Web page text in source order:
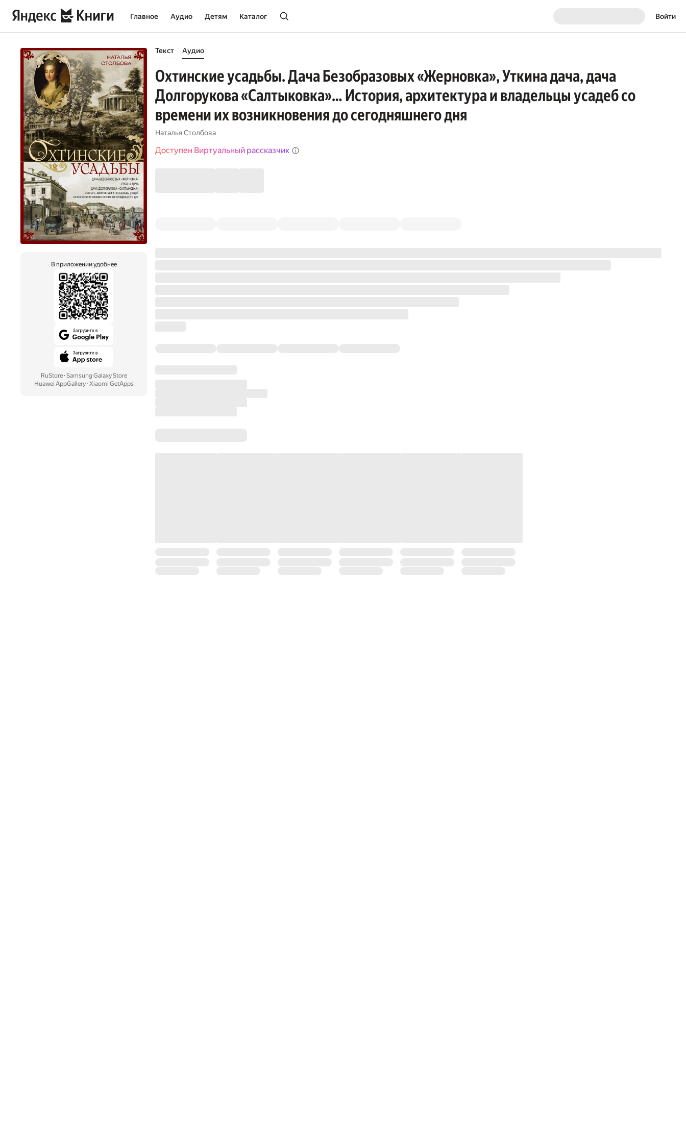
Главное Аудио Детям Каталог Войти
В приложении удобнее
RuStore· Samsung Galaxy Store
Huawei AppGallery· Xiaomi GetApps
Текст Аудио
Охтинские усадьбы. Дача Безобразовых «Жерновка», Уткина дача, дача
Долгорукова «Салтыковка»… История, архитектура и владельцы усадеб со
времени их возникновения до сегодняшнего дня
Наталья Столбова
Доступен Виртуальный рассказчик